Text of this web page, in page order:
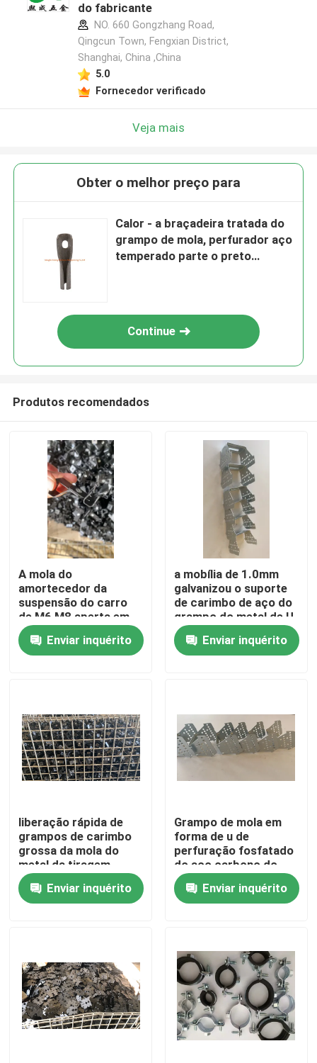
Casa
Sobre nós
Controle da qualidade
Contacte-nos
Painel de acesso de alumínio
Painel de acesso de aço
do fabricante
NO. 660 Gongzhang Road,
Qingcun Town, Fengxian District,
Shanghai, China ,China
5.0
Fornecedor verificado
Veja mais
Obter o melhor preço para
Calor - a braçadeira tratada do
grampo de mola, perfurador aço
temperado parte o preto
Continue
Produtos recomendados
A mola do
amortecedor da
suspensão do carro
de M6 M8 aperta em
forma de L
Enviar inquérito
a mobília de 1.0mm
galvanizou o suporte
de carimbo de aço do
grampo do metal de U
Enviar inquérito
liberação rápida de
grampos de carimbo
grossa da mola do
metal da tiragem
profunda de 10mm
Enviar inquérito
Grampo de mola em
forma de u de
perfuração fosfatado
do aço carbono do
metal do CS
Enviar inquérito